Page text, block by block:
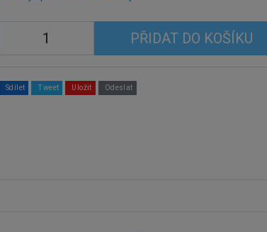
PŘIDAT DO KOŠÍKU
Sdílet Tweet Uložit Odeslat